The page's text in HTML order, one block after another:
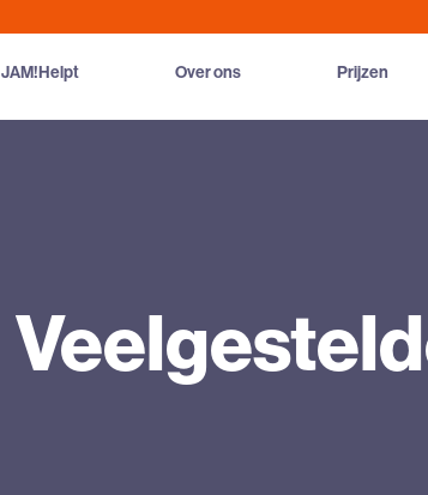
JAM!Helpt Over ons Prijzen